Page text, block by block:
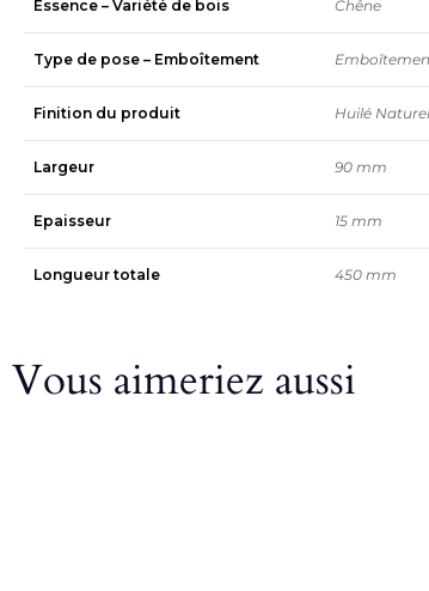
Essence – Variété de bois Chêne
Type de pose – Emboîtement
Finition du produit Huilé Naturel
Largeur 90 mm
Epaisseur 15 mm
Longueur totale 450 mm
Vous aimeriez aussi